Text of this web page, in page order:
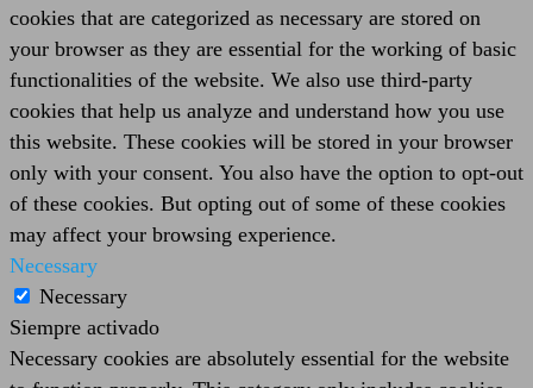
cookies that are categorized as necessary are stored on
your browser as they are essential for the working of basic
functionalities of the website. We also use third-party
cookies that help us analyze and understand how you use
this website. These cookies will be stored in your browser
only with your consent. You also have the option to opt-out
of these cookies. But opting out of some of these cookies
may affect your browsing experience.
Necessary
Necessary
Siempre activado
Necessary cookies are absolutely essential for the website